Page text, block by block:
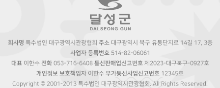
회사명 특수법인 대구광역시관광협회 주소대구광역시 북구 유통단지로 14길 17, 3층
사업자 등록번호514-82-06061
대표이한수 전화053-716-6408 통신판매업신고번호제2023-대구북구-0927호
개인정보 보호책임자 이한수 부가통신사업신고번호 12345호
Copyright © 2001-2013 특수법인 대구광역시관광협회. All Rights Reserved.